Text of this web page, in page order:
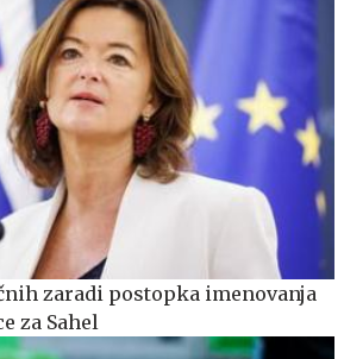
zaradi postopka imenovanja
za Sahel